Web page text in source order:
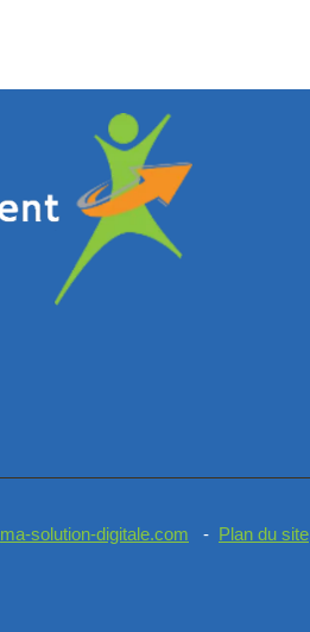
ma-solution-digitale.com - Plan du site